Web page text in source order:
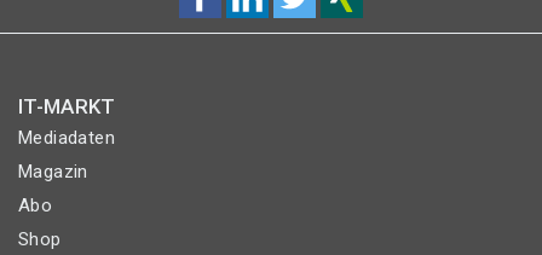
IT-MARKT
Mediadaten
Magazin
Abo
Shop